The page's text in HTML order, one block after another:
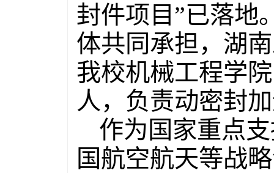
封件项目”已落地
体共同承担，湖
我校机械工程学
人，负责动密封
作为国家重点
国航空航天等战